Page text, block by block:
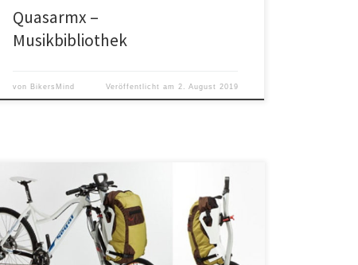
Quasarmx –
Musikbibliothek
von BikersMind Veröffentlicht am 2. August 2019
Ein Einkaufscaddy für fast jedes Zweirad.